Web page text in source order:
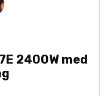
2400W med